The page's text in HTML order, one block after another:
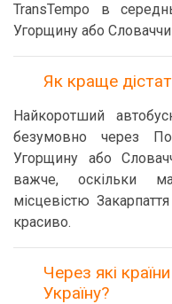
TransTempo в
Угорщину або
Як краще
Найкоротший
безумовно через
Угорщину або
важче, оскільки
місцевістю
красиво.
Через які
Україну?